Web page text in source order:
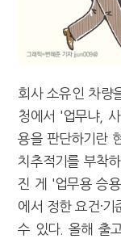
회사 소유인 차량
청에서 '업무냐,
용을 판단하기란
치추적기를 부착
진 게 '업무용 승
에서 정한 요건·
수 있다. 올해 출